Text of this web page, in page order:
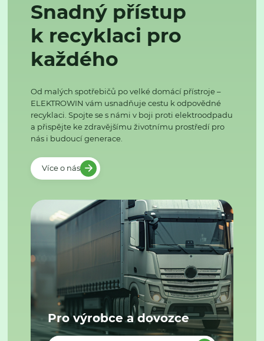
Snadný přístup
k recyklaci pro
každého
Od malých spotřebičů po velké domácí přístroje –
ELEKTROWIN vám usnadňuje cestu k odpovědné
recyklaci. Spojte se s námi v boji proti elektroodpadu
a přispějte ke zdravějšímu životnímu prostředí pro
nás i budoucí generace.
Více o nás
Pro výrobce a dovozce